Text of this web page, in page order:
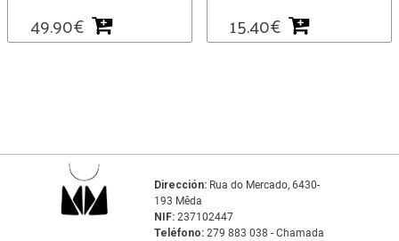
49.90€ 15.40€
Dirección: Rua do Mercado, 6430-
193 Mêda
NIF: 237102447
Teléfono: 279 883 038 - Chamada